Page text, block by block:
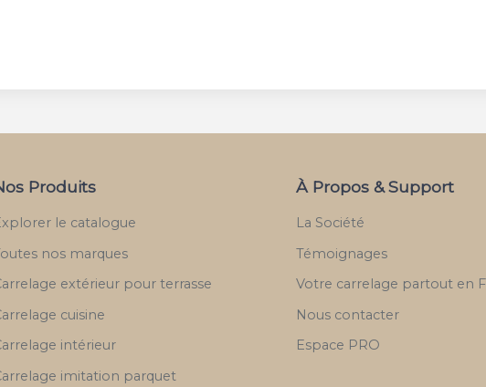
Produits
le catalogue
nos marques
extérieur pour terrasse
cuisine
intérieur
imitation parquet
À Propos & Support
La Société
Témoignages
Votre carrelage partout en
Nous contacter
Espace PRO